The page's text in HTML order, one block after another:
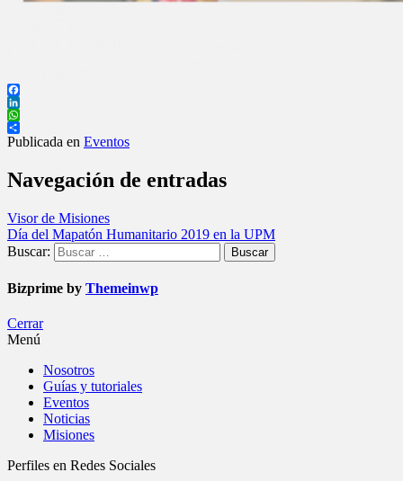
Facebook
LinkedIn
WhatsApp
Compartir
Publicada en Eventos
Navegación de entradas
Visor de Misiones
Día del Mapatón Humanitario 2019 en la UPM
Buscar:
Bizprime by Themeinwp
Cerrar
Menú
Nosotros
Guías y tutoriales
Eventos
Noticias
Misiones
Perfiles en Redes Sociales